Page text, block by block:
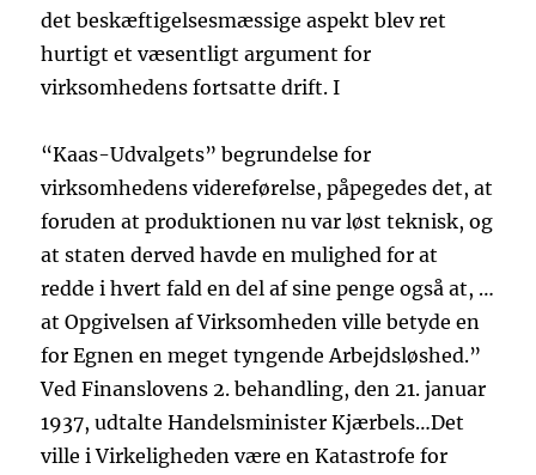
det beskæftigelsesmæssige aspekt blev ret
hurtigt et væsentligt argument for
virksomhedens fortsatte drift. I
“Kaas-Udvalgets” begrundelse for
virksomhedens videreførelse, påpegedes det, at
foruden at produktionen nu var løst teknisk, og
at staten derved havde en mulighed for at
redde i hvert fald en del af sine penge også at, …
at Opgivelsen af Virksomheden ville betyde en
for Egnen en meget tyngende Arbejdsløshed.”
Ved Finanslovens 2. behandling, den 21. januar
1937, udtalte Handelsminister Kjærbels…Det
ville i Virkeligheden være en Katastrofe for